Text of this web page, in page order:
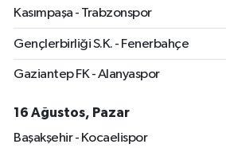
Kasımpaşa - Trabzonspor
Gençlerbirliği S.K. - Fenerbahçe
Gaziantep FK - Alanyaspor
16 Ağustos, Pazar
Başakşehir - Kocaelispor